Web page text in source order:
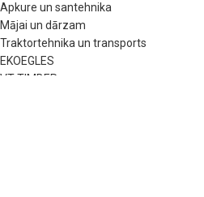
Apkure un santehnika
Mājai un dārzam
Traktortehnika un transports
EKOEGLES
VT TIMBER